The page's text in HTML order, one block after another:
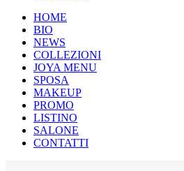
HOME
BIO
NEWS
COLLEZIONI
JOYA MENU
SPOSA
MAKEUP
PROMO
LISTINO
SALONE
CONTATTI